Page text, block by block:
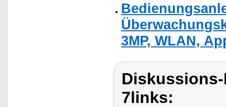
3MP, WLAN,
7links: